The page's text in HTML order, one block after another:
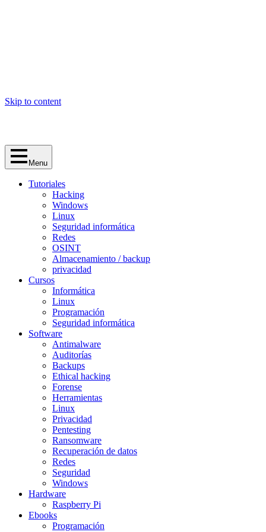
Skip to content
Menu
Tutoriales
Hacking
Windows
Linux
Seguridad informática
Redes
OSINT
Almacenamiento / backup
privacidad
Cursos
Informática
Linux
Programación
Seguridad informática
Software
Antimalware
Auditorías
Backups
Ethical hacking
Forense
Herramientas
Linux
Privacidad
Pentesting
Ransomware
Recuperación de datos
Redes
Seguridad
Windows
Hardware
Raspberry Pi
Ebooks
Programación